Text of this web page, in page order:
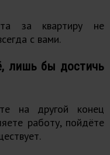
за квартиру не
с вами.
лишь бы достичь
на другой конец
работу, пойдёте